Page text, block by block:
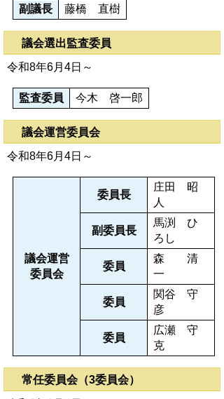
副議長
藤橋 直樹
議会選出監査委員
令和8年6月4日～
監査委員 今木 啓一郎
議会運営委員会
令和8年6月4日～
議会運営
委員会
委員長
庄田 昭
人
副委員長
馬渕 ひ
ろし
委員
森 清
一
委員
関谷 守
彦
委員
広瀬 守
克
常任委員会（3委員会）